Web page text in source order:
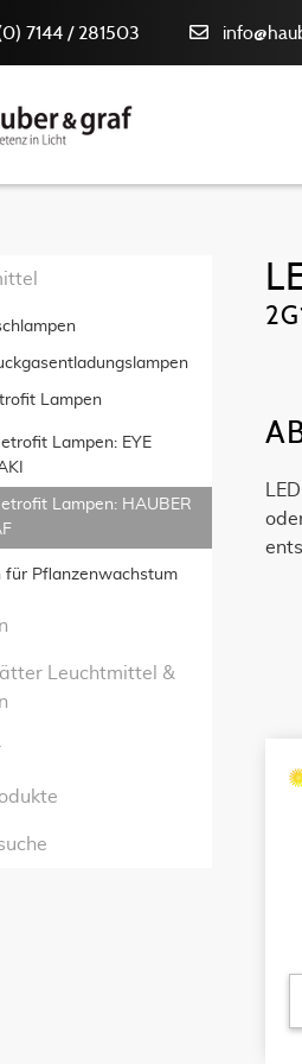
7144 / 281503
Lampen
Lampen: EYE
Lampen: HAUBER
für Pflanzenwachstum
Leuchtmittel &